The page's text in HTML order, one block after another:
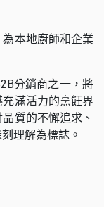
本地廚師和企業
分銷商之一，將
滿活力的烹飪界
質的不懈追求、
理解為標誌。